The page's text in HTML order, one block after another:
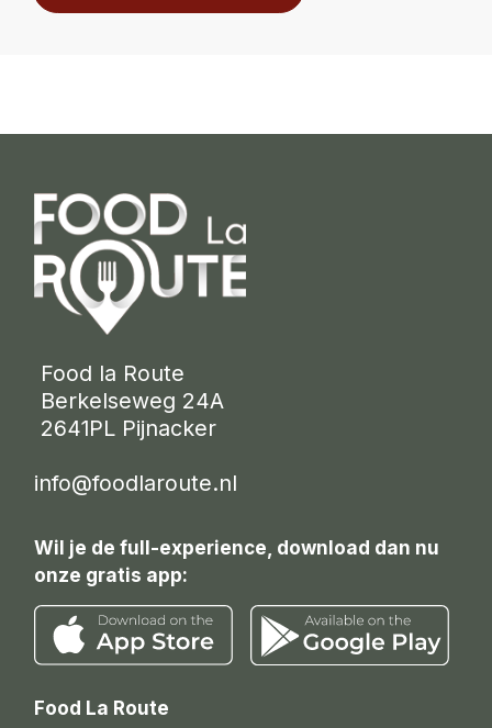
Food la Route
Berkelseweg 24A
2641PL Pijnacker
info@foodlaroute.nl
Wil je de full-experience, download dan nu
onze gratis app:
Food La Route